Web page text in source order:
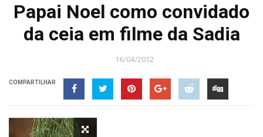
Papai Noel como convidado
da ceia em filme da Sadia
16/04/2012
COMPARTILHAR